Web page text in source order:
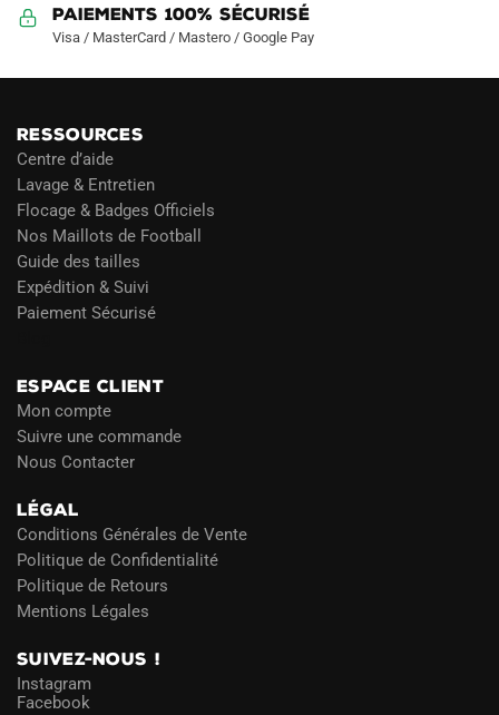
Paiements 100% Sécurisé
Visa / MasterCard / Mastero / Google Pay
RESSOURCES
Centre d’aide
Lavage & Entretien
Flocage & Badges Officiels
Nos Maillots de Football
Guide des tailles
Expédition & Suivi
Paiement Sécurisé
ESPACE CLIENT
Mon compte
Suivre une commande
Nous Contacter
LÉGAL
Conditions Générales de Vente
Politique de Confidentialité
Politique de Retours
Mentions Légales
SUIVEZ-NOUS !
Instagram
Facebook